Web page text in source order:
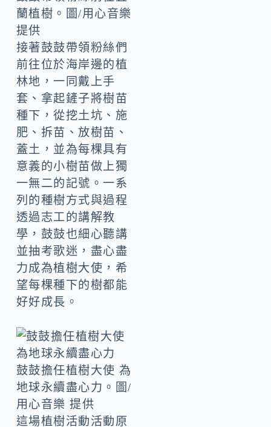
蘭植樹。圖/用心音樂
提供
接著鼓鼓帶領粉絲們
前往位於海岸邊的植
林地，一同戴上手
套、拿起鏟子將樹苗
種下，從挖土坑、施
肥、拆苗、放樹苗、
蓋土，並為每棵具有
意義的小樹苗做上獨
一無二的記號。一系
列的種樹方式與過程
透過志工的講解教
學，鼓鼓也細心聽講
並抽考歌迷，盡心盡
力成為植樹大使，希
望每棵種下的樹都能
好好成長。
鼓鼓擔任植樹大使 為
地球永續盡心力。圖/
用心音樂 提供
這場植樹活動活動原